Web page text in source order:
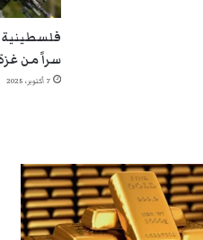
فلسطينية
سراً من
7 أكتوبر، 2025